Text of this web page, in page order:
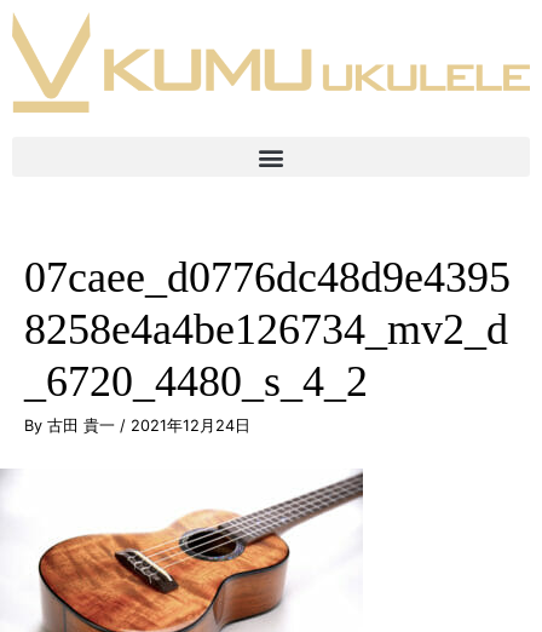
07caee_d0776dc48d9e4395
8258e4a4be126734_mv2_d
_6720_4480_s_4_2
By 古田 貴一 / 2021年12月24日